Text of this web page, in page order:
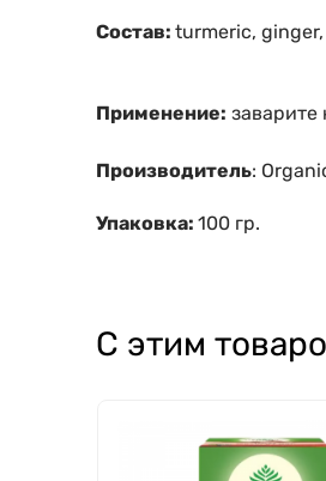
Состав: turmeric, ginger,
Применение: заварите
Производитель:
Упаковка: 100 гр.
С этим